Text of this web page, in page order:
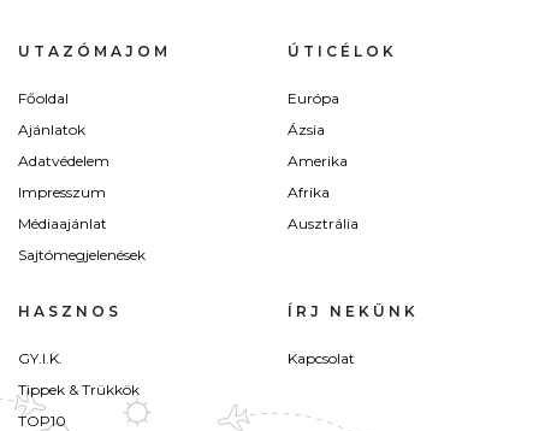
UTAZÓMAJOM
Főoldal
Ajánlatok
Adatvédelem
Impresszum
Médiaajánlat
Sajtómegjelenések
ÚTICÉLOK
Európa
Ázsia
Amerika
Afrika
Ausztrália
HASZNOS
GY.I.K.
Tippek & Trükkök
TOP10
ÍRJ NEKÜNK
Kapcsolat